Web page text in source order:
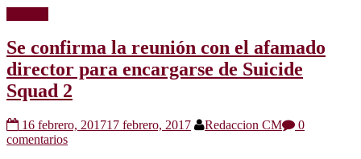
Se confirma la reunión con el afamado
director para encargarse de Suicide
Squad 2
16 febrero, 201717 febrero, 2017 Redaccion CM
0
comentarios